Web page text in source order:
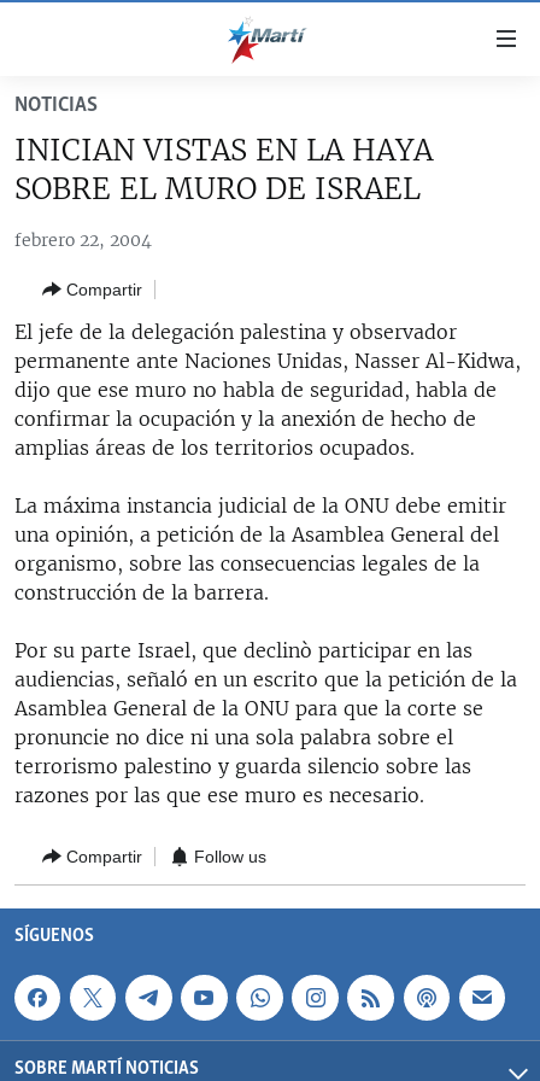
accesibilidad
contenido
navegación
principal
la
#11JCUBA, 5 AÑOS DESPUÉS
INFORME DEL DEPARTAMENTO DE ESTADO DE EEUU
SOBRE CUBA
AMÉRICA 250
AMÉRICA LATINA
INMIGRACIÓN
MUNDO
DEPORTES
ARTE Y ENTRETENIMIENTO
AUDIOVISUALES MARTÍ
RADIO MARTÍ
ESPECIALES
ESPECIALES
LA REALIDAD DE LA VIVIENDA EN CUBA
SER VIEJO EN CUBA
KENTU-CUBANO
DESINFORMACIÓN RUSA EN AMÉRICA LATINA
LA INVASIÓN DE RUSIA A UCRANIA
MULTIMEDIA
EDITORIALES
SÍGUENOS
NOTICIAS
INICIAN VISTAS EN LA HAYA
SOBRE EL MURO DE ISRAEL
febrero 22, 2004
Compartir
El jefe de la delegación palestina y observador
permanente ante Naciones Unidas, Nasser Al-Kidwa,
dijo que ese muro no habla de seguridad, habla de
confirmar la ocupación y la anexión de hecho de
amplias áreas de los territorios ocupados.
La máxima instancia judicial de la ONU debe emitir
una opinión, a petición de la Asamblea General del
organismo, sobre las consecuencias legales de la
construcción de la barrera.
Por su parte Israel, que declinò participar en las
audiencias, señaló en un escrito que la petición de la
Asamblea General de la ONU para que la corte se
pronuncie no dice ni una sola palabra sobre el
terrorismo palestino y guarda silencio sobre las
razones por las que ese muro es necesario.
Compartir Follow us
SÍGUENOS
SOBRE MARTÍ NOTICIAS